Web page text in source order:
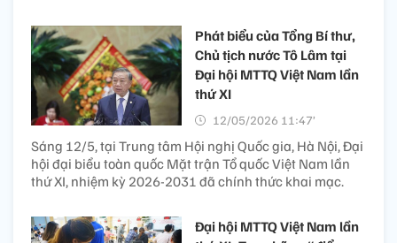
Phát biểu của Tổng Bí thư,
Chủ tịch nước Tô Lâm tại
Đại hội MTTQ Việt Nam lần
thứ XI
12/05/2026 11:47’
Sáng 12/5, tại Trung tâm Hội nghị Quốc gia, Hà Nội, Đại
hội đại biểu toàn quốc Mặt trận Tổ quốc Việt Nam lần
thứ XI, nhiệm kỳ 2026-2031 đã chính thức khai mạc.
Đại hội MTTQ Việt Nam lần